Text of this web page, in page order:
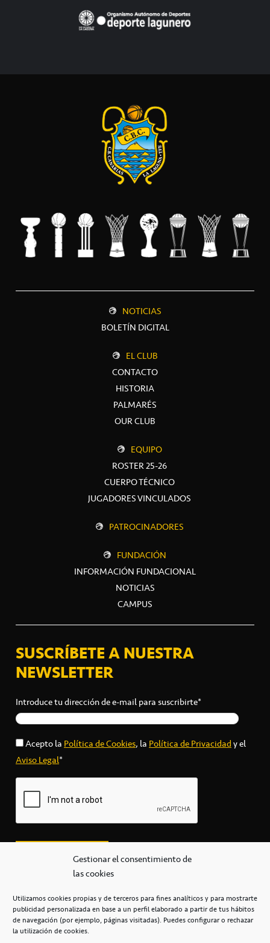
Gestionar el consentimiento de
las cookies
Utilizamos cookies propias y de terceros para fines analíticos y para mostrarte
publicidad personalizada en base a un perfil elaborado a partir de tus hábitos
de navegación (por ejemplo, páginas visitadas). Puedes configurar o rechazar
la utilización de cookies.
NOTICIAS
BOLETÍN DIGITAL
EL CLUB
CONTACTO
HISTORIA
PALMARÉS
OUR CLUB
EQUIPO
ROSTER 25-26
CUERPO TÉCNICO
JUGADORES VINCULADOS
PATROCINADORES
FUNDACIÓN
INFORMACIÓN FUNDACIONAL
NOTICIAS
CAMPUS
SUSCRÍBETE A NUESTRA
NEWSLETTER
Introduce tu dirección de e-mail para suscribirte*
Acepto laPolítica de Cookies, laPolítica de Privacidady el
Aviso Legal*
secretaria@cbcanarias.es
+34 922 253 684